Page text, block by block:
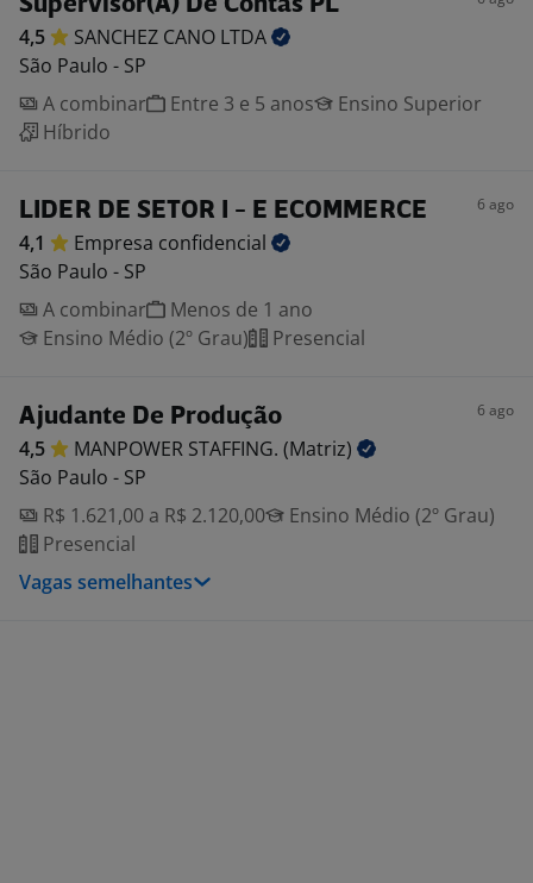
Supervisor(A) De Contas PL
4,5 SANCHEZ CANO LTDA
São Paulo - SP
A combinar
Entre 3 e 5 anos
Ensino Superior
Híbrido
LIDER DE SETOR I - E ECOMMERCE 6 ago
4,1 Empresa confidencial
São Paulo - SP
A combinar
Menos de 1 ano
Ensino Médio (2º Grau)
Presencial
Ajudante De Produção 6 ago
4,5 MANPOWER STAFFING. (Matriz)
São Paulo - SP
R$ 1.621,00 a R$ 2.120,00
Ensino Médio (2º Grau)
Presencial
Vagas semelhantes